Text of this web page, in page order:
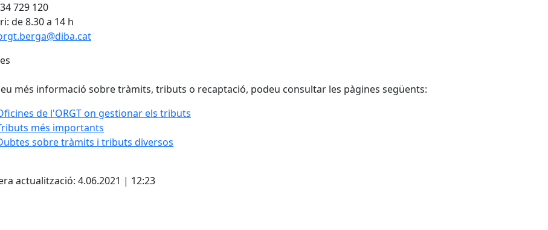
729 120
de 8.30 a 14 h
més informació sobre tràmits, tributs o recaptació, podeu consultar les pàgines següents:
de l'ORGT on gestionar els tributs
més importants
sobre tràmits i tributs diversos
actualització: 4.06.2021 | 12:23